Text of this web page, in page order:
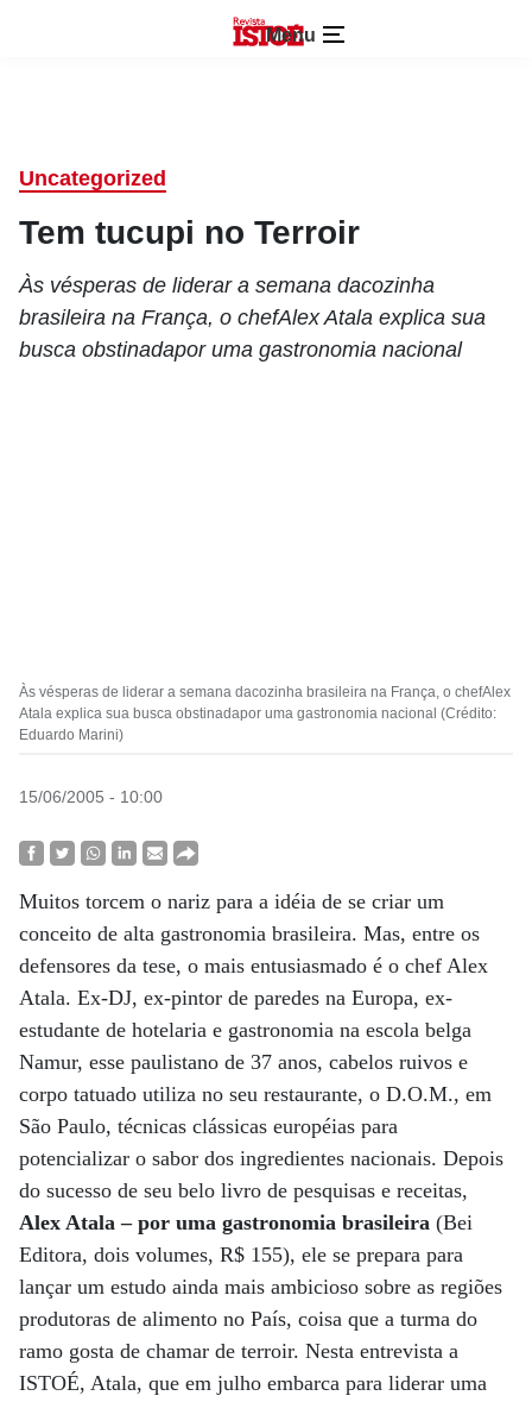
Menu
Uncategorized
Tem tucupi no Terroir
Às vésperas de liderar a semana dacozinha
brasileira na França, o chefAlex Atala explica sua
busca obstinadapor uma gastronomia nacional
Às vésperas de liderar a semana dacozinha brasileira na França, o chefAlex
Atala explica sua busca obstinadapor uma gastronomia nacional (Crédito:
Eduardo Marini)
15/06/2005 - 10:00
Muitos torcem o nariz para a idéia de se criar um
conceito de alta gastronomia brasileira. Mas, entre os
defensores da tese, o mais entusiasmado é o chef Alex
Atala. Ex-DJ, ex-pintor de paredes na Europa, ex-
estudante de hotelaria e gastronomia na escola belga
Namur, esse paulistano de 37 anos, cabelos ruivos e
corpo tatuado utiliza no seu restaurante, o D.O.M., em
São Paulo, técnicas clássicas européias para
potencializar o sabor dos ingredientes nacionais. Depois
do sucesso de seu belo livro de pesquisas e receitas,
Alex Atala – por uma gastronomia brasileira (Bei
Editora, dois volumes, R$ 155), ele se prepara para
lançar um estudo ainda mais ambicioso sobre as regiões
produtoras de alimento no País, coisa que a turma do
ramo gosta de chamar de terroir. Nesta entrevista a
ISTOÉ, Atala, que em julho embarca para liderar uma